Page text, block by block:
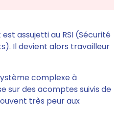
assujetti au RSI (Sécurité
Il devient alors travailleur
complexe à
sur des acomptes suivis de
très peur aux